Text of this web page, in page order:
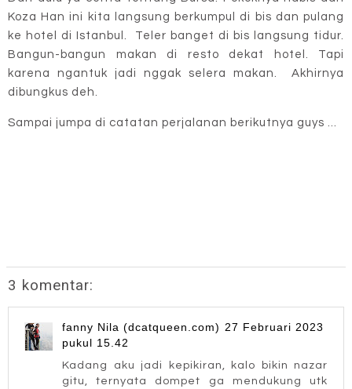
Koza Han ini kita langsung berkumpul di bis dan pulang
ke hotel di Istanbul. Teler banget di bis langsung tidur.
Bangun-bangun makan di resto dekat hotel. Tapi
karena ngantuk jadi nggak selera makan. Akhirnya
dibungkus deh.
Sampai jumpa di catatan perjalanan berikutnya guys ...
3 komentar:
fanny Nila (dcatqueen.com) 27 Februari 2023
pukul 15.42
Kadang aku jadi kepikiran, kalo bikin nazar
gitu, ternyata dompet ga mendukung utk